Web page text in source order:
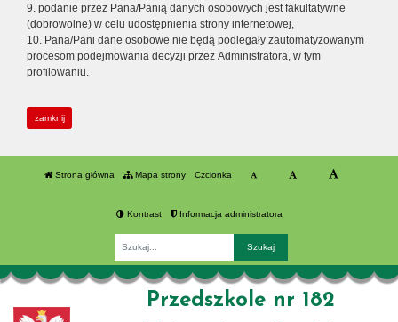
9. podanie przez Pana/Panią danych osobowych jest fakultatywne
(dobrowolne) w celu udostępnienia strony internetowej,
10. Pana/Pani dane osobowe nie będą podlegały zautomatyzowanym
procesom podejmowania decyzji przez Administratora, w tym
profilowaniu.
zamknij
Strona główna Mapa strony Czcionka
Kontrast Informacja administratora
Przedszkole nr 182